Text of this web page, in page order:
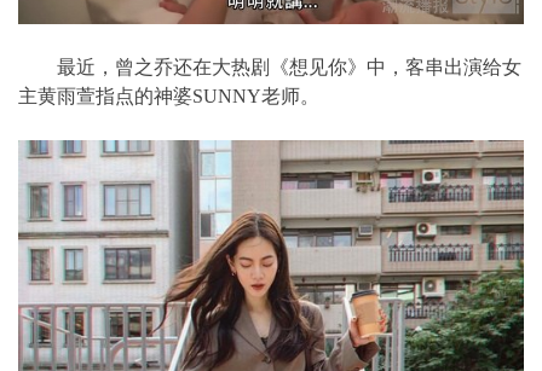
最近，曾之乔还在大热剧《想见你》中，客串出演给女
主黄雨萱指点的神婆SUNNY老师。